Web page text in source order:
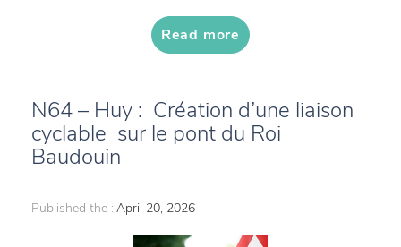
Read more
N64 – Huy : Création d’une liaison
cyclable sur le pont du Roi
Baudouin
Published the : April 20, 2026